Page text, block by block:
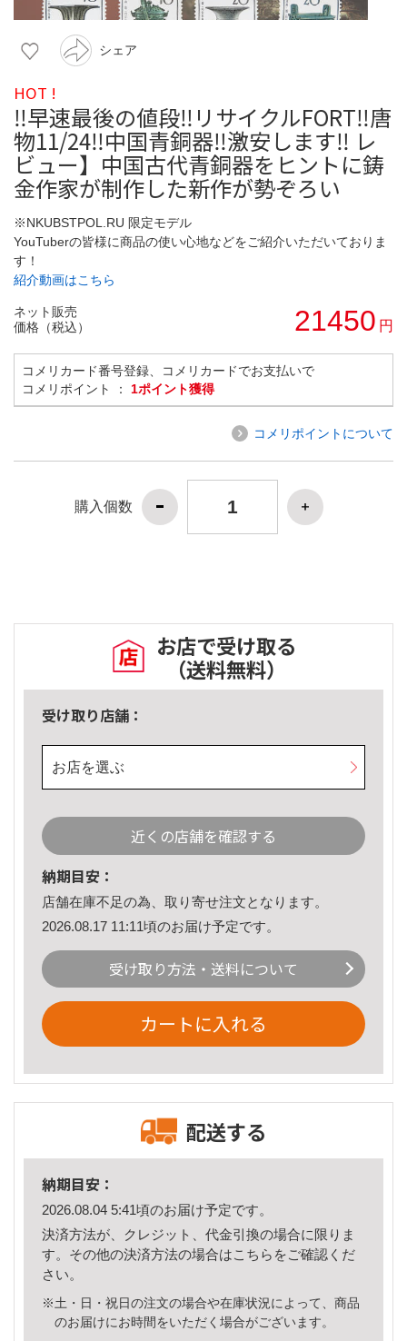
シェア
HOT !
‼️早速最後の値段‼️リサイクルFORT‼️唐
物11/24‼️中国青銅器‼️激安します‼️ レ
ビュー】中国古代青銅器をヒントに鋳
金作家が制作した新作が勢ぞろい
※NKUBSTPOL.RU 限定モデル
YouTuberの皆様に商品の使い心地などをご紹介いただいておりま
す！
紹介動画はこちら
ネット販売
価格（税込）
21450 円
コメリカード番号登録、コメリカードでお支払いで
コメリポイント ： 1ポイント獲得
コメリポイントについて
購入個数
お店で受け取る
（送料無料）
受け取り店舗：
お店を選ぶ
近くの店舗を確認する
納期目安：
店舗在庫不足の為、取り寄せ注文となります。
2026.08.17 11:11頃のお届け予定です。
受け取り方法・送料について
カートに入れる
配送する
納期目安：
2026.08.04 5:41頃のお届け予定です。
決済方法が、クレジット、代金引換の場合に限りま
す。その他の決済方法の場合はこちら をご確認くだ
さい。
※土・日・祝日の注文の場合や在庫状況によって、商品
のお届けにお時間をいただく場合がございます。